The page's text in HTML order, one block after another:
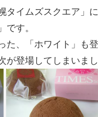
タイムズスクエア」
です。
た、「ホワイト」も
が登場してしまいまし